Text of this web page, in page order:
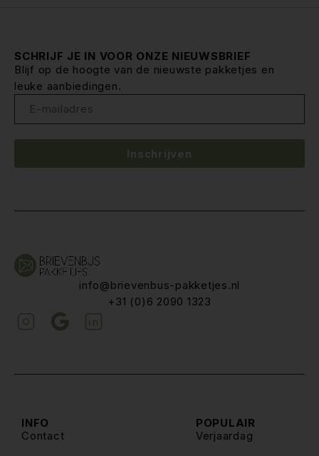
info@brievenbus-pakketjes.nl
+31 (0)6 2090 1323
POPULAIR
Verjaardag
INFO
Contact
SCHRIJF JE IN VOOR ONZE NIEUWSBRIEF
Blijf op de hoogte van de nieuwste pakketjes en
leuke aanbiedingen.
Inschrijven